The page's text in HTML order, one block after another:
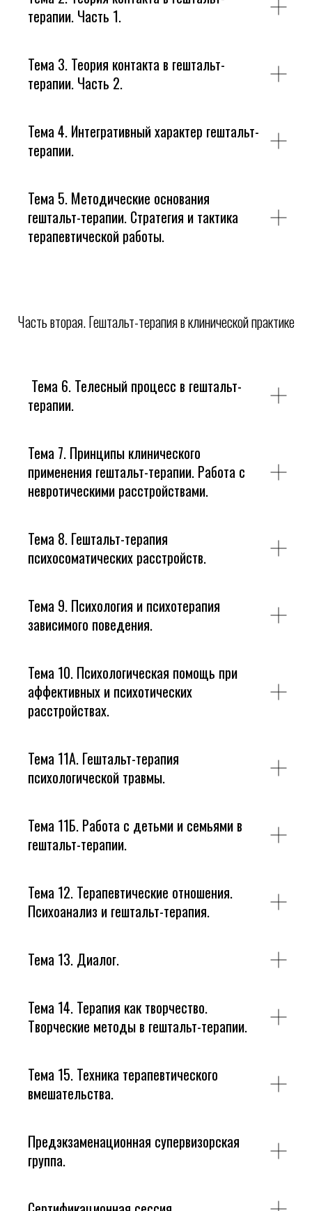
терапии. Часть 1.
Тема 3. Теория контакта в гештальт-
терапии. Часть 2.
Тема 4. Интегративный характер гештальт-
терапии.
Тема 5. Методические основания
гештальт-терапии. Стратегия и тактика
терапевтической работы.
Часть вторая. Гештальт-терапия в клинической практике
Тема 6. Телесный процесс в гештальт-
терапии.
Тема 7. Принципы клинического
применения гештальт-терапии. Работа с
невротическими расстройствами.
Тема 8. Гештальт-терапия
психосоматических расстройств.
Тема 9. Психология и психотерапия
зависимого поведения.
Тема 10. Психологическая помощь при
аффективных и психотических
расстройствах.
Тема 11А. Гештальт-терапия
психологической травмы.
Тема 11Б. Работа с детьми и семьями в
гештальт-терапии.
Тема 12. Терапевтические отношения.
Психоанализ и гештальт-терапия.
Тема 13. Диалог.
Тема 14. Терапия как творчество.
Творческие методы в гештальт-терапии.
Тема 15. Техника терапевтического
вмешательства.
Предэкзаменационная супервизорская
группа.